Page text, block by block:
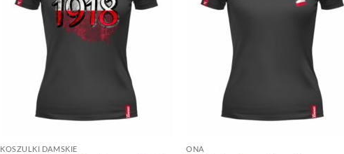
KOSZULKI DAMSKIE ONA